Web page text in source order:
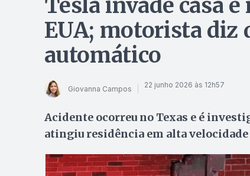
Tesla invade casa
EUA; motorista diz
automático
Giovanna Campos 22 junho 2026 às 12h57
Acidente ocorreu no Texas e é
atingiu residência em alta